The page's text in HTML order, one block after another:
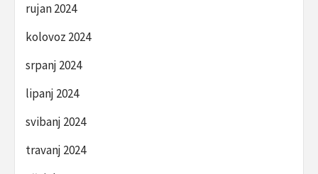
rujan 2024
kolovoz 2024
srpanj 2024
lipanj 2024
svibanj 2024
travanj 2024